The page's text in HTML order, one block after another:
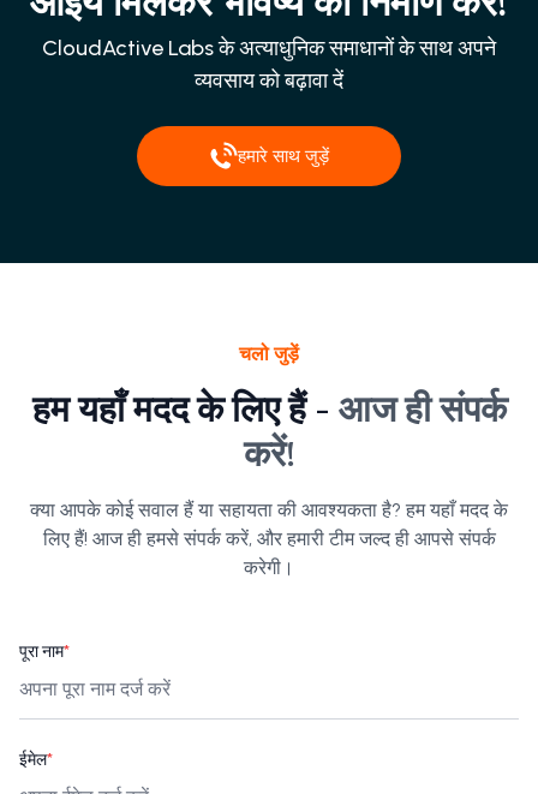
CloudActive Labs के अत्याधुनिक समाधानों के साथ अपने
व्यवसाय को बढ़ावा दें
हमारे साथ जुड़ें
चलो जुड़ें
हम यहाँ मदद के लिए हैं - आज ही संपर्क
करें!
क्या आपके कोई सवाल हैं या सहायता की आवश्यकता है? हम यहाँ मदद के
लिए हैं! आज ही हमसे संपर्क करें, और हमारी टीम जल्द ही आपसे संपर्क
करेगी।
पूरा नाम*
ईमेल*